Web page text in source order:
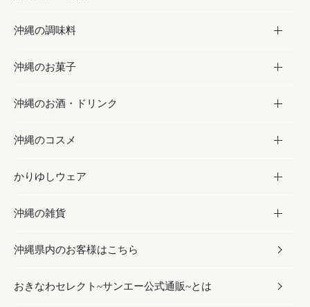
フルーツ・野菜
お肉
海産物
加工食品
缶詰／パウチ
沖縄料理
沖縄そば／乾麺
レトルト食品
乾物／粉類
沖縄の調味料
調味料
砂糖／黒砂糖
塩
お酢／ドレッシング
しょうゆ
みそ
だし／スパイス／島唐辛子
沖縄のお菓子
お菓子
黒糖
ちんすこう
伝統菓子
スナック
おつまみ
沖縄のお酒・ドリンク
お酒・ドリンク
泡盛
ビール・チューハイ
ワイン・ウィスキー・カクテル
ドリンク
沖縄のコスメ
コスメ
スキンケア
ボディケア
ヘアケア
かりゆしウェア
かりゆしウェア
メンズ
レディース
沖縄の雑貨
雑貨
沖縄ファッション
沖縄県内のお客様はこちら
おきなわセレクト~サンエー公式通販~とは